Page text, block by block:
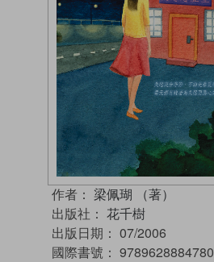
作者： 梁佩瑚 （著）
出版社： 花千樹
出版日期： 07/2006
國際書號： 9789628884780